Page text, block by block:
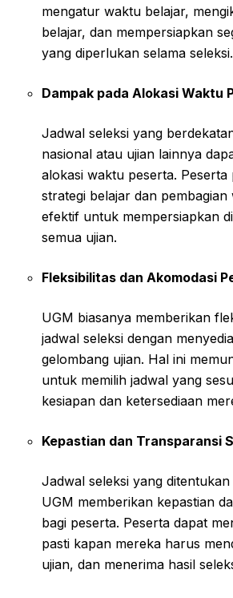
mengatur waktu belajar,
belajar, dan mempersiapkan
yang diperlukan selama seleksi.
Dampak pada Alokasi Waktu
Jadwal seleksi yang
nasional atau ujian lainnya
alokasi waktu peserta.
strategi belajar dan
efektif untuk mempersiapkan
semua ujian.
Fleksibilitas dan Akomodasi
UGM biasanya memberikan
jadwal seleksi dengan
gelombang ujian. Hal ini
untuk memilih jadwal yang
kesiapan dan ketersediaan
Kepastian dan Transparansi
Jadwal seleksi yang
UGM memberikan kepastian
bagi peserta. Peserta dapat
pasti kapan mereka harus
ujian, dan menerima hasil